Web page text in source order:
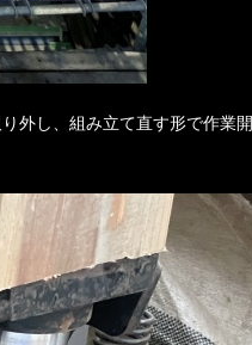
外し、組み立て直す形で作業開